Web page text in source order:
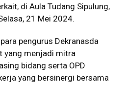
di Aula Tudang Sipulung,
21 Mei 2024.
pengurus Dekranasda
yang menjadi mitra
bidang serta OPD
yang bersinergi bersama